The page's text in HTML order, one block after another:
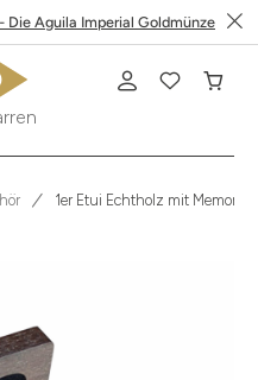
Aguila Imperial Goldmünze
1er Etui Echtholz mit Memory